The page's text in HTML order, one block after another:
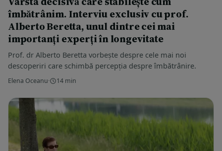
îmbătrânim. Interviu exclusiv cu prof.
Alberto Beretta, unul dintre cei mai
importanți experți în longevitate
Prof. dr Alberto Beretta vorbește despre cele mai noi
descoperiri care schimbă percepția despre îmbătrânire.
Elena Oceanu· 14 min